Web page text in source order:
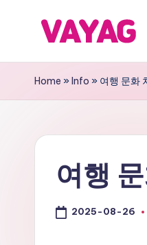
content
V
A
A
여
내
어
Home »Info » 여행 문화
여행
2025-08-26